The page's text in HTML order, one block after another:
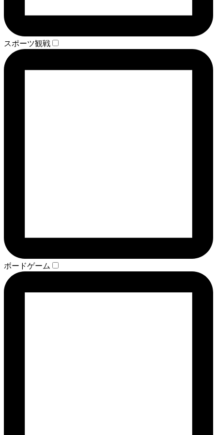
スポーツ観戦
ボードゲーム